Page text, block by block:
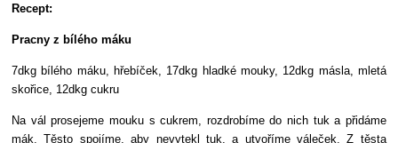
Recept:
Pracny z bílého máku
7dkg bílého máku, hřebíček, 17dkg hladké mouky, 12dkg másla, mletá
skořice, 12dkg cukru
Na vál prosejeme mouku s cukrem, rozdrobíme do nich tuk a přidáme
mák. Těsto spojíme, aby nevytekl tuk, a utvoříme váleček. Z těsta